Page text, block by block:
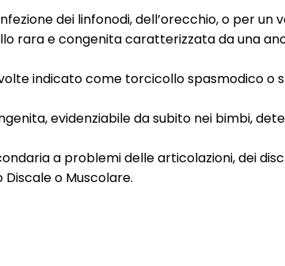
dei linfonodi, dell’orecchio, o per
rara e congenita caratterizzata da una
indicato come torcicollo spasmodico
evidenziabile da subito nei bimbi,
a problemi delle articolazioni, dei
o Muscolare.